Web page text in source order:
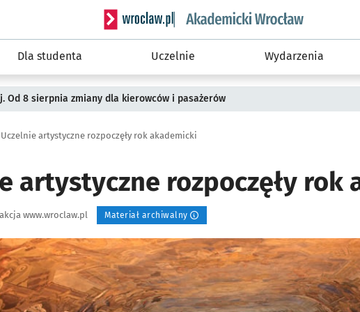
Serwis informacyjny wroclaw.pl podserwis:
Dla studenta Uczelnie Wydarzenia
Od 8 sierpnia zmiany dla kierowców i pasażerów
Uczelnie artystyczne rozpoczęły rok akademicki
artystyczne rozpoczęły rok
www.wroclaw.pl Materiał archiwalny